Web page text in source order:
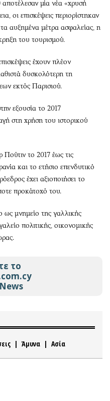
αποτέλεσαν μία νέα «χρυσή
οι επισκέψεις περιορίστηκαν
αυξημένα μέτρα ασφαλείας, η
του τουρισμού.
έχουν πλέον
δυσκολότερη τη
εκτός Παρισιού.
εξουσία το 2017
στη χρήση του ιστορικού
το 2017 έως τις
και το ετήσιο επενδυτικό
έχει αξιοποιήσει το
προκάτοχό του.
ως μνημείο της γαλλικής
πολιτικής, οικονομικής
το
|Άμυνα | Ασία